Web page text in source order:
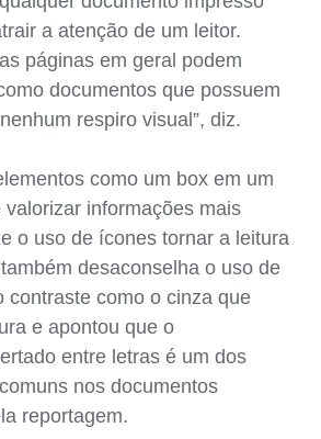
a atenção de um leitor.
páginas em geral podem
documentos que possuem
respiro visual”, diz.
como um box em um
informações mais
o uso de ícones tornar a leitura
desaconselha o uso de
contraste como o cinza que
e apontou que o
entre letras é um dos
nos documentos
reportagem.